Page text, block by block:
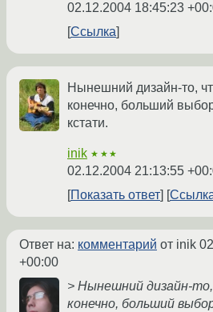
02.12.2004 18:45:23
Ссылка
Нынешний дизайн-то,
конечно, больший
кстати.
inik ★★★
02.12.2004 21:13:55
Показать ответ
Ответ на: комментарий от inik
+00:00
> Нынешний дизайн-
конечно, больший